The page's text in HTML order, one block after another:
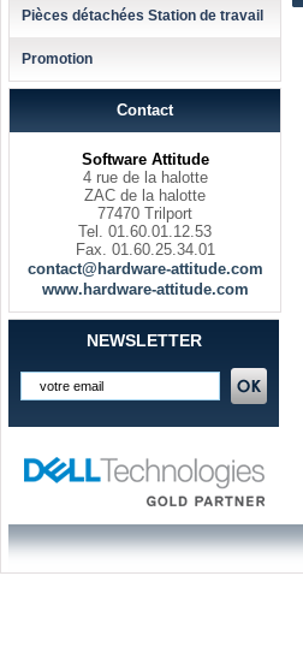
Pièces détachées Station de travail
Promotion
Contact
Software Attitude
4 rue de la halotte
ZAC de la halotte
77470 Trilport
Tel. 01.60.01.12.53
Fax. 01.60.25.34.01
contact@hardware-attitude.com
www.hardware-attitude.com
NEWSLETTER